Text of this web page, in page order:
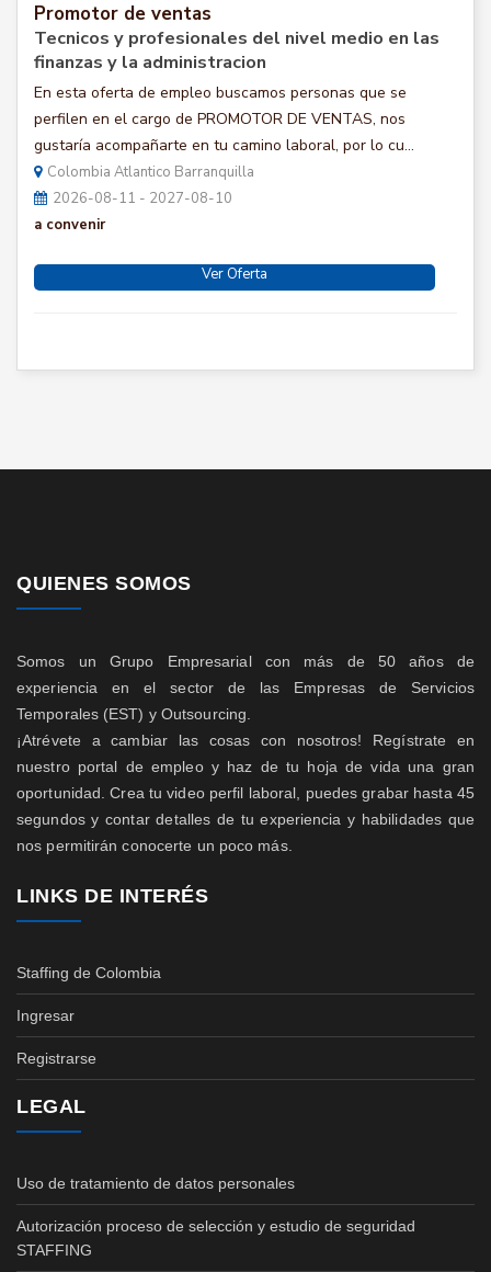
Promotor de ventas
Tecnicos y profesionales del nivel medio en las
finanzas y la administracion
En esta oferta de empleo buscamos personas que se
perfilen en el cargo de PROMOTOR DE VENTAS, nos
gustaría acompañarte en tu camino laboral, por lo cu...
Colombia Atlantico Barranquilla
2026-08-11 - 2027-08-10
a convenir
Ver Oferta
QUIENES SOMOS
Somos un Grupo Empresarial con más de 50 años de
experiencia en el sector de las Empresas de Servicios
Temporales (EST) y Outsourcing.
¡Atrévete a cambiar las cosas con nosotros! Regístrate en
nuestro portal de empleo y haz de tu hoja de vida una gran
oportunidad. Crea tu video perfil laboral, puedes grabar hasta 45
segundos y contar detalles de tu experiencia y habilidades que
nos permitirán conocerte un poco más.
LINKS DE INTERÉS
Staffing de Colombia
Ingresar
Registrarse
LEGAL
Uso de tratamiento de datos personales
Autorización proceso de selección y estudio de seguridad
STAFFING